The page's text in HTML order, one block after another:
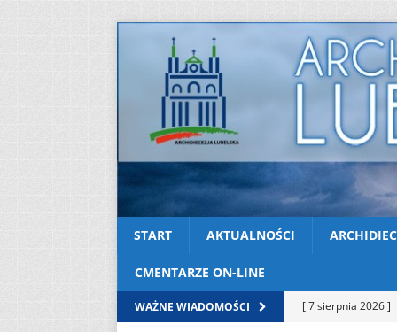
START AKTUALNOŚCI
CMENTARZE ON-LINE
WAŻNE WIADOMOŚCI [ 7 sierpnia 2026 ]